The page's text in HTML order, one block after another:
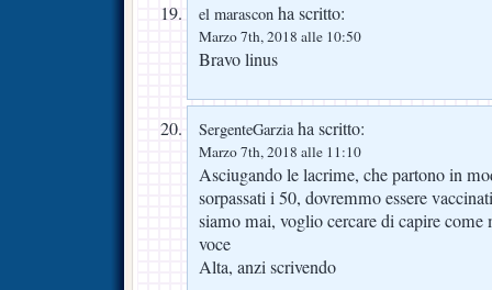
el marascon ha scritto:
Marzo 7th, 2018 alle 10:50
Bravo linus
SergenteGarziaha scritto:
Marzo 7th, 2018 alle 11:10
Asciugando le lacrime, che partono in
sorpassati i 50, dovremmo essere
siamo mai, voglio cercare di capire come
voce
Alta, anzi scrivendo